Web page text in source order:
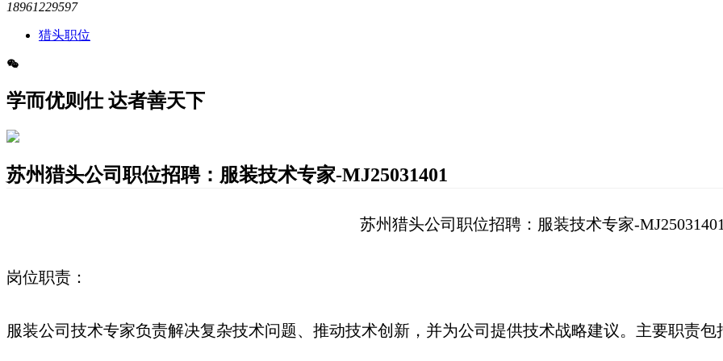
18961229597
猎头职位
学而优则仕 达者善天下
苏州猎头公司职位招聘：服装技术专家-MJ25031401
苏州猎头公司职位招聘：服装技术专家-
岗位职责：
服装公司技术专家负责解决复杂技术问题、推动技术创新，并为公司提供技术战略建议。主要职责包